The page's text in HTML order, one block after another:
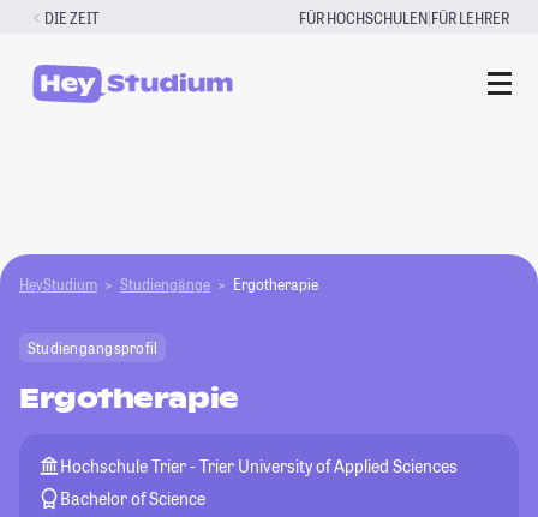
Zum
springen
DIE ZEIT FÜR HOCHSCHULEN|FÜR LEHRER
HeyStudium Studiengänge Ergotherapie
Studiengangsprofil
Ergotherapie
Hochschule Trier - Trier University of Applied Sciences
Bachelor of Science